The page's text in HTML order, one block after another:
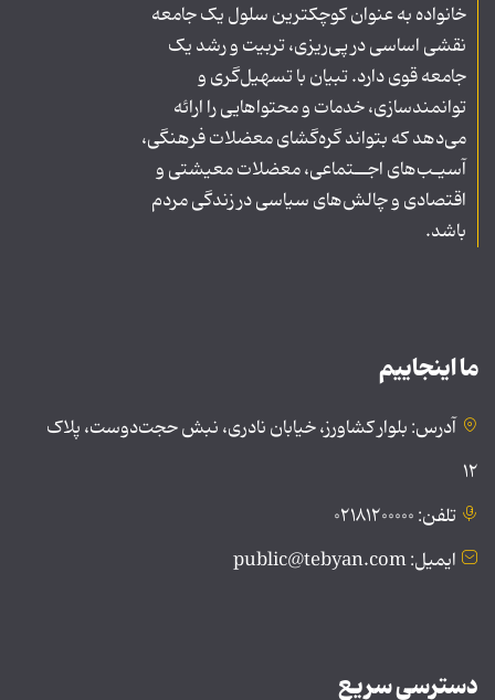
خانواده به عنوان کوچکترین سلول یک جامعه
نقشی اساسی در پی‌ریزی، تربیت و رشد یک
جامعه قوی دارد. تبیان با تسهیل‌گری و
توانمندسازی، خدمات و محتواهایی را ارائه
می‌دهد که بتواند گره‌گشای معضلات فرهنگی،
آسیـب‌های اجــتماعی، معضلات معیشتی و
اقتصادی و چالش‌های سیاسی در زندگی مردم
باشد.
ما اینجاییم
آدرس: بلوار کشاورز، خیابان نادری، نبش حجت‌دوست، پلاک
۱۲
تلفن: ۰۲۱۸۱۲۰۰۰۰۰
ایمیل: public@tebyan.com
دسترسی سریع